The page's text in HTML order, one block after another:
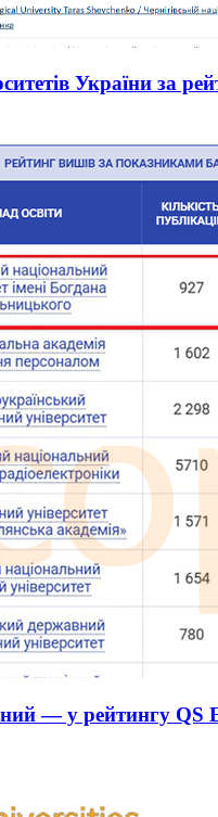
України за
— у рейтингу QS